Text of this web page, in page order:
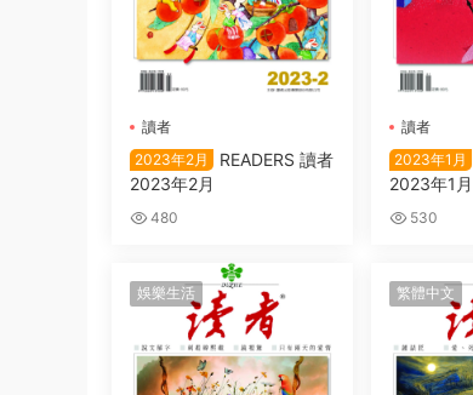
讀者
2023年2月
READERS 讀者
2023年2月
480
讀者
2023年1月
2023年1月
530
娛樂生活 繁體中文